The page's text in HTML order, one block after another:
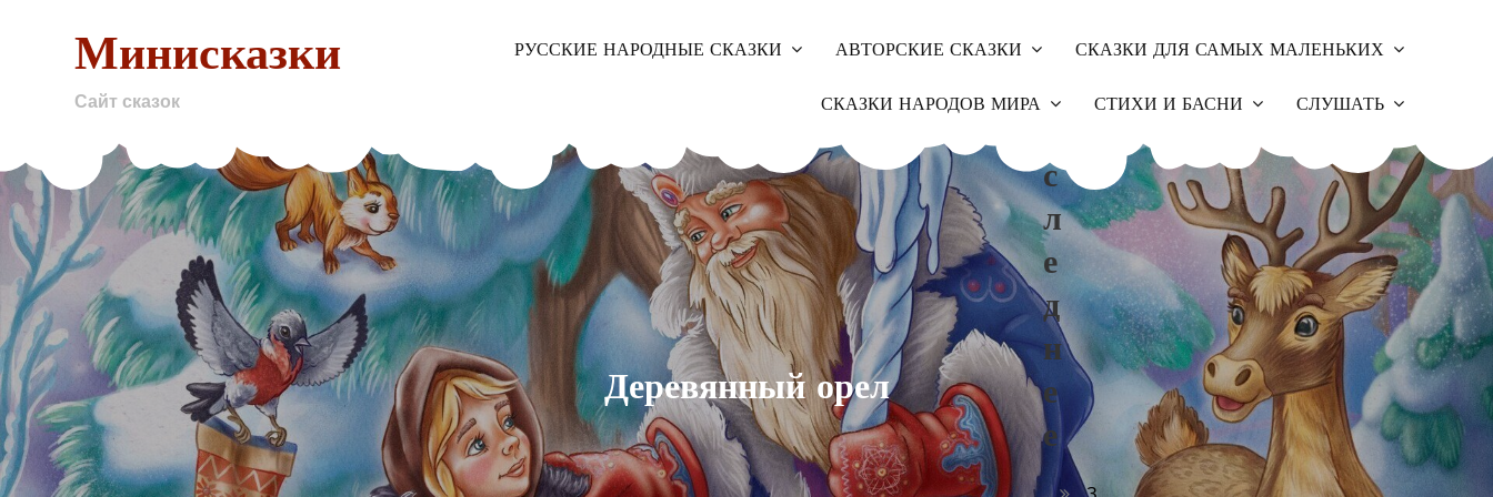
Минисказки
Сайт сказок
РУССКИЕ НАРОДНЫЕ СКАЗКИ АВТОРСКИЕ СКАЗКИ СКАЗКИ ДЛЯ САМЫХ МАЛЕНЬКИХ
СКАЗКИ НАРОДОВ МИРА СТИХИ И БАСНИ СЛУШАТЬ
Деревянный орел
С
Л
Е
Д
Н
Е
Е